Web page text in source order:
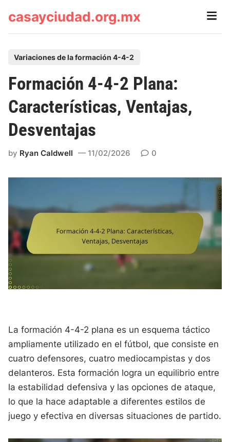
casayciudad.org.mx
Main
s
t
e
d
n
Variaciones de la formación 4-4-2
Formación 4-4-2 Plana:
Características, Ventajas,
Desventajas
by Ryan Caldwell 11/02/2026 0
La formación 4-4-2 plana es un esquema táctico
ampliamente utilizado en el fútbol, que consiste en
cuatro defensores, cuatro mediocampistas y dos
delanteros. Esta formación logra un equilibrio entre
la estabilidad defensiva y las opciones de ataque,
lo que la hace adaptable a diferentes estilos de
juego y efectiva en diversas situaciones de partido.